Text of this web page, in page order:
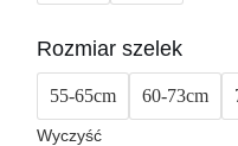
Rozmiar szelek
55-65cm 60-73cm
Wyczyść